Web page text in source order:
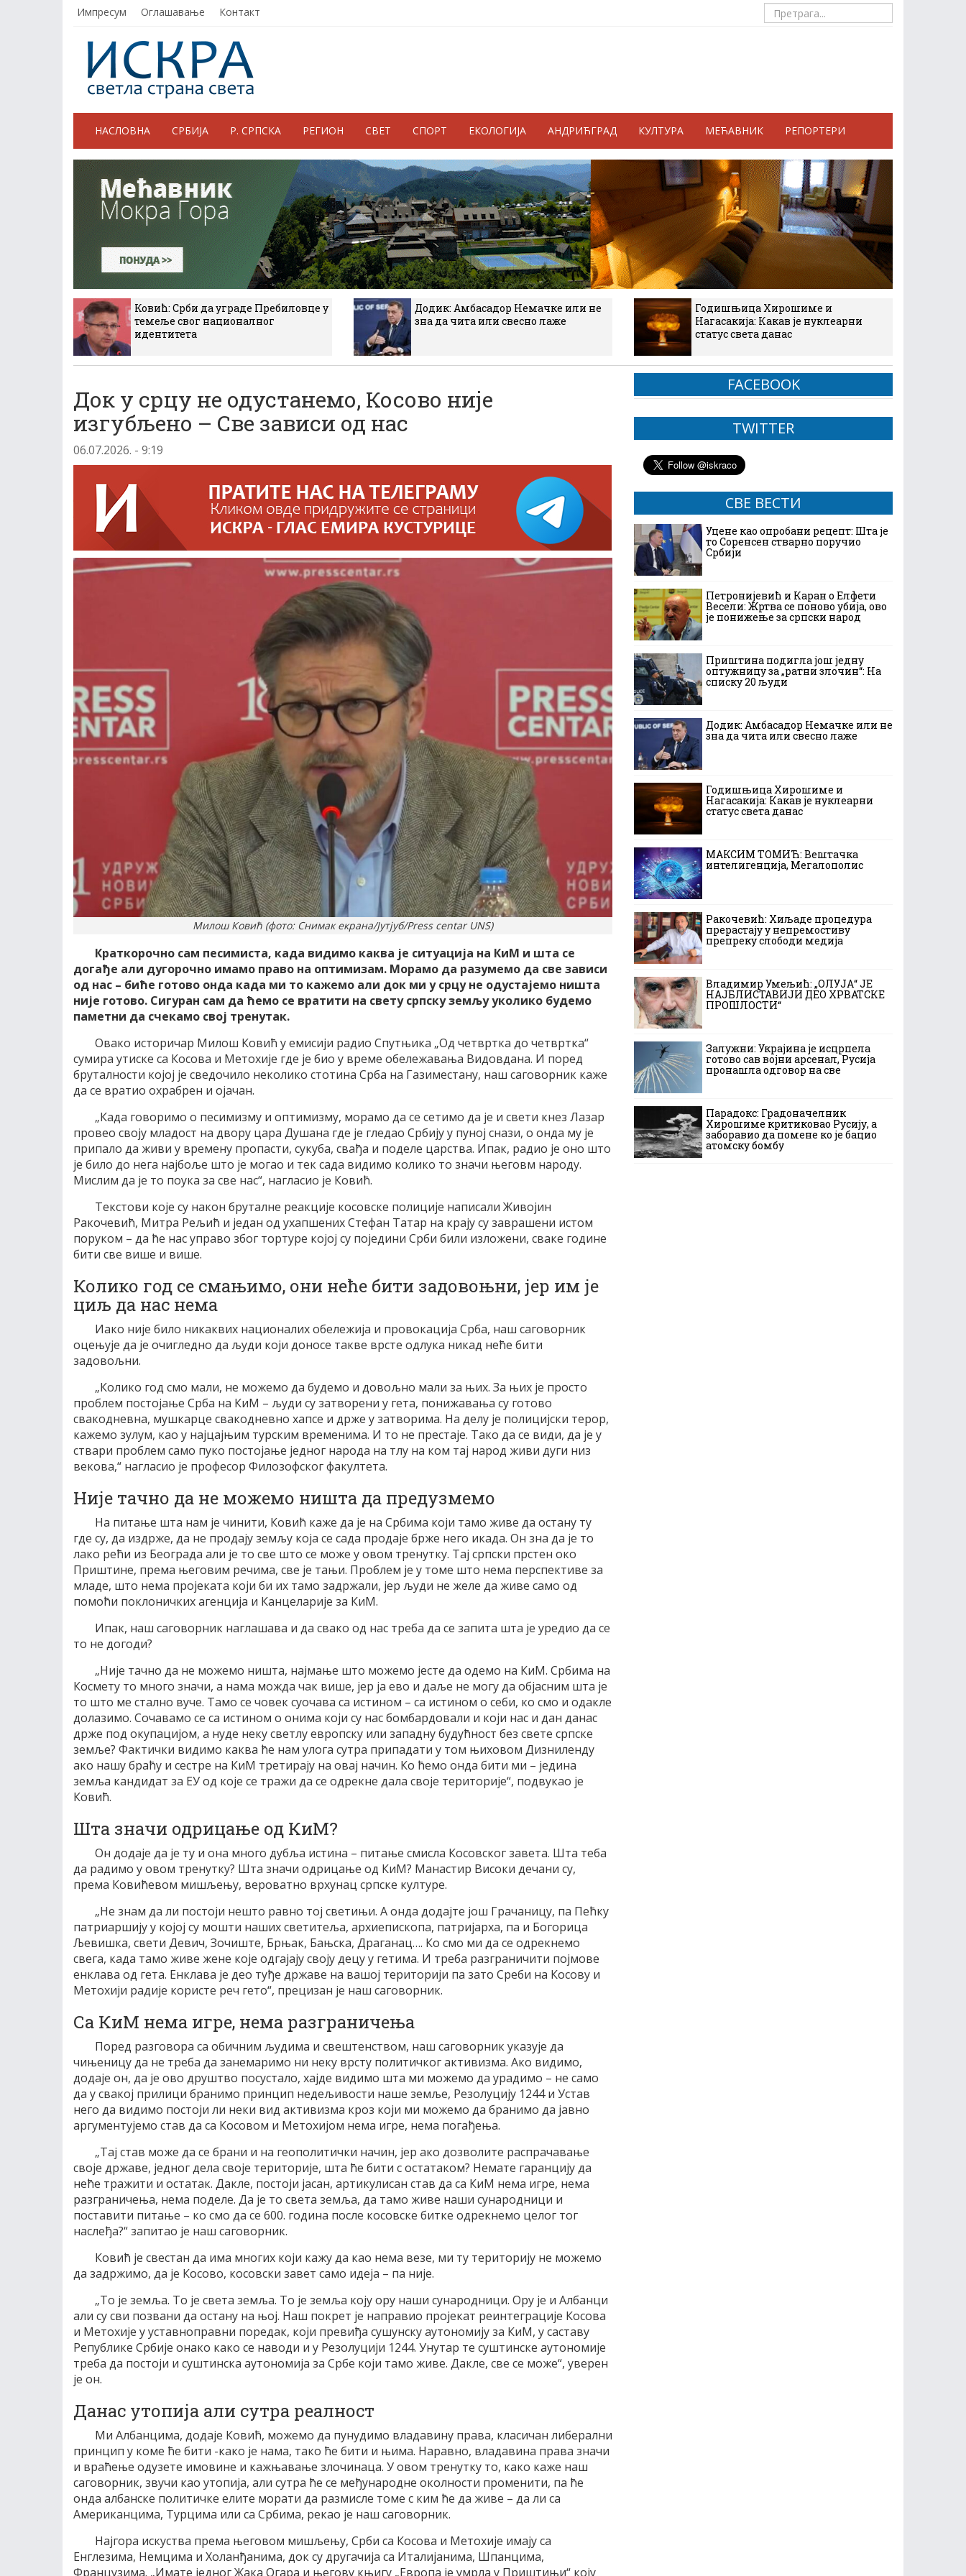
Импресум Оглашавање Контакт
НАСЛОВНА СРБИЈА Р. СРПСКА РЕГИОН СВЕТ СПОРТ ЕКОЛОГИЈА АНДРИЋГРАД КУЛТУРА МЕЋАВНИК РЕПОРТЕРИ
Ковић: Срби да уграде Пребиловце у
темеље свог националног
идентитета
Додик: Амбасадор Немачке или не
зна да чита или свесно лаже
Годишњица Хирошиме и
Нагасакија: Какав је нуклеарни
статус света данас
Док у срцу не одустанемо, Косово није
изгубљено – Све зависи од нас
06.07.2026. - 9:19
Милош Ковић (фото: Снимак екрана/Јутјуб/Press centar UNS)
Краткорочно сам песимиста, када видимо каква је ситуација на КиМ и шта се
догађе али дугорoчно имамо право на оптимизам. Морамо да разумемо да све зависи
од нас – биће готово онда када ми то кажемо али док ми у срцу не одустајемо ништа
није готово. Сигуран сам да ћемо се вратити на свету српску земљу уколико будемо
паметни да счекамо свој тренутак.
Овако историчар Милош Ковић у емисији радио Спутњика „Oд четвртка до четвртка“
сумира утиске са Косова и Метохије где је био у време обележавања Видовдана. И поред
бруталности којој је сведочило неколико стотина Срба на Газиместану, наш саговорник каже
да се вратио охрабрен и ојачан.
„Када говоримо о песимизму и оптимизму, морамо да се сетимо да је и свети кнез Лазар
провео своју младост на двору цара Душана где је гледао Србију у пуној снази, о онда му је
припало да живи у времену пропасти, сукуба, свађа и поделе царства. Ипак, радио је оно што
је било до нега најбоље што је могао и тек сада видимо колико то значи његовм народу.
Мислим да је то поука за све нас“, нагласио је Ковић.
Текстови које су након бруталне реакције косовске полиције написали Живојин
Ракочевић, Митра Рељић и један од ухапшених Стефан Татар на крају су заврашени истом
поруком – да ће нас управо због тортуре којој су поједини Срби били изложени, сваке године
бити све више и више.
Колико год се смањимо, они неће бити задовоњни, јер им је
циљ да нас нема
Иако није било никаквих националих обележија и провокација Срба, наш саговорник
оцењује да је очигледно да људи који доносе такве врсте одлука никад неће бити
задовољни.
„Колико год смо мали, не можемо да будемо и довољно мали за њих. За њих је просто
проблем постојање Срба на КиМ – људи су затворени у гета, понижавања су готово
свакодневна, мушкарце свакодневно хапсе и држе у затворима. На делу је полицијски терор,
кажемо зулум, као у најцајњим турским временима. И то не престаје. Тако да се види, да је у
ствари проблем само пуко постојање једног народа на тлу на ком тај народ живи дуги низ
векова,“ нагласио је професор Филозофског факултета.
Није тачно да не можемо ништа да предузмемо
На питање шта нам је чинити, Ковић каже да је на Србима који тамо живе да остану ту
где су, да издрже, да не продају земљу која се сада продаје брже него икада. Он зна да је то
лако рећи из Београда али је то све што се може у овом тренутку. Тај српски прстен око
Приштине, према његовим речима, све је тањи. Проблем је у томе што нема перспективе за
младе, што нема пројеката који би их тамо задржали, јер људи не желе да живе само од
помоћи поклоничких агенција и Канцеларије за КиМ.
Ипак, наш саговорник наглашава и да свако од нас треба да се запита шта је уредио да се
то не догоди?
„Није тачно да не можемо ништа, најмање што можемо јесте да одемо на КиМ. Србима на
Космету то много значи, а нама можда чак више, јер ја ево и даље не могу да објасним шта је
то што ме стално вуче. Тамо се човек суочава са истином – са истином о себи, ко смо и одакле
долазимо. Сочавамо се са истином о онима који су нас бомбардовали и који нас и дан данас
држе под окупацијом, а нуде неку светлу европску или западну будућност без свете српске
земље? Фактички видимо каква ће нам улога сутра припадати у том њиховом Дизниленду
ако нашу браћу и сестре на КиМ третирају на овај начин. Ко ћемо онда бити ми – једина
земља кандидат за ЕУ од које се тражи да се одрекне дала своје територије“, подвукао је
Ковић.
Шта значи одрицање од КиМ?
Он додаје да је ту и она много дубља истина – питање смисла Косовског завета. Шта теба
да радимо у овом тренутку? Шта значи одрицање од КиМ? Манастир Високи дечани су,
према Ковићевом мишљењу, вероватно врхунац српске културе.
„Не знам да ли постоји нешто равно тој светињи. А онда додајте још Грачаницу, па Пећку
патриаршију у којој су мошти наших светитеља, архиепископа, патријарха, па и Богорица
Љевишка, свети Девич, Зочиште, Брњак, Бањска, Драганац…. Ко смо ми да се одрекнемо
свега, када тамо живе жене које одгајају своју децу у гетима. И треба разграничити појмове
енклава од гета. Енклава је део туђе државе на вашој територији па зато Среби на Косову и
Метохији радије користе реч гето“, прецизан је наш саговорник.
Са КиМ нема игре, нема разграничења
Поред разговора са обичним људима и свештенством, наш саговорник указује да
чињеницу да не треба да занемаримо ни неку врсту политичког активизма. Ако видимо,
додаје он, да је ово друштво посустало, хајде видимо шта ми можемо да урадимо – не само
да у свакој прилици бранимо принцип недељивости наше земље, Резолуцију 1244 и Устав
него да видимо постоји ли неки вид активизма кроз који ми можемо да бранимо да јавно
аргументујемо став да са Косовом и Метохијом нема игре, нема погађења.
„Тај став може да се брани и на геополитички начин, јер ако дозволите распрачавање
своје државе, једног дела своје територије, шта ће бити с остатаком? Немате гаранцију да
неће тражити и остатак. Дакле, постоји јасан, артикулисан став да са КиМ нема игре, нема
разграничења, нема поделе. Да је то света земља, да тамо живе наши сународници и
поставити питање – ко смо да се 600. година после косовске битке одрекнемо целог тог
наслеђа?“ запитао је наш саговорник.
Ковић је свестан да има многих који кажу да као нема везе, ми ту територију не можемо
да задржимо, да је Косово, косовски завет само идеја – па није.
„То је земља. То је света земља. То је земља коју ору наши сународници. Ору је и Албанци
али су сви позвани да остану на њој. Наш покрет је направио пројекат реинтеграције Косова
и Метохије у уставноправни поредак, који превиђа сушунску аутономију за КиМ, у саставу
Републикe Србије онако како се наводи и у Резолуцији 1244. Унутар те суштинске аутономије
треба да постоји и суштинска аутономија за Србе који тамо живе. Дакле, све се може“, уверен
је он.
Данас утопија али сутра реалност
Ми Албанцима, додаје Ковић, можемо да пунудимо владавину права, класичан либерални
принцип у коме ће бити -како је нама, тако ће бити и њима. Наравно, владавина права значи
и враћење одузете имовине и кажњавање злочинаца. У овом тренутку то, како каже наш
саговорник, звучи као утопија, али сутра ће се међународне околности променити, па ће
онда албанске политичке елите морати да размисле томе с ким ће да живе – да ли са
Американцима, Турцима или са Србима, рекао је наш саговорник.
Најгора искуства према његовом мишљењу, Срби са Косова и Метохије имају са
Енглезима, Немцима и Холанђанима, док су другачија са Италијанима, Шпанцима,
Французима. „Имате једног Жака Огара и његову књигу „Европа је умрла у Приштињи“ коју
FACEBOOK
TWITTER
СВЕ ВЕСТИ
Уцене као опробани рецепт: Шта је
то Соренсен стварно поручио
Србији
Петронијевић и Каран о Елфети
Весели: Жртва се поново убија, ово
је понижење за српски народ
Приштина подигла још једну
оптужницу за „ратни злочин“: На
списку 20 људи
Додик: Амбасадор Немачке или не
зна да чита или свесно лаже
Годишњица Хирошиме и
Нагасакија: Какав је нуклеарни
статус света данас
МАКСИМ ТОМИЋ: Вештачка
интелигенција, Мегалополис
Ракочевић: Хиљаде процедура
прерастају у непремостиву
препреку слободи медија
Владимир Умељић: „ОЛУЈА“ ЈЕ
НАЈБЛИСТАВИЈИ ДЕО ХРВАТСКЕ
ПРОШЛОСТИ“
Залужни: Украјина је исцрпела
готово сав војни арсенал, Русија
пронашла одговор на све
Парадокс: Градоначелник
Хирошиме критиковао Русију, а
заборавио да помене ко је бацио
атомску бомбу